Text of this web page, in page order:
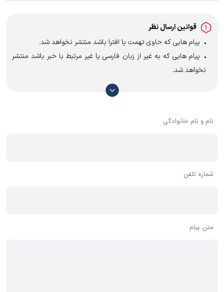
قوانین ارسال نظر
پیام هایی که حاوی تهمت یا افترا باشد منتشر نخواهد شد.
پیام هایی که به غیر از زبان فارسی یا غیر مرتبط با خبر باشد منتشر
نخواهد شد.
با توجه به آن که امکان موافقت یا مخالفت با محتوای نظرات وجود
دارد، معمولا نظراتی که محتوای مشابه دارند، انتشار نمی‌یابند بنابراین
نام و نام خانوادگی
شماره تلفن
متن پیام